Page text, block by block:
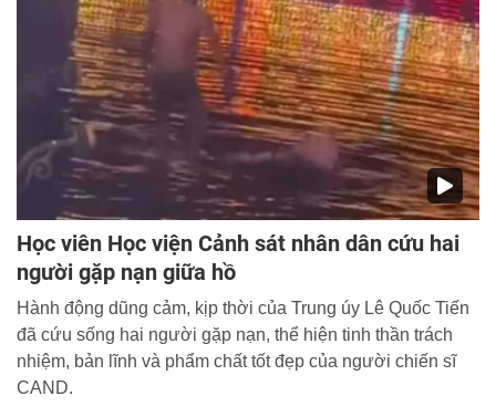
Học viên Học viện Cảnh sát nhân dân cứu hai
người gặp nạn giữa hồ
Hành động dũng cảm, kịp thời của Trung úy Lê Quốc Tiến
đã cứu sống hai người gặp nạn, thể hiện tinh thần trách
nhiệm, bản lĩnh và phẩm chất tốt đẹp của người chiến sĩ
CAND.